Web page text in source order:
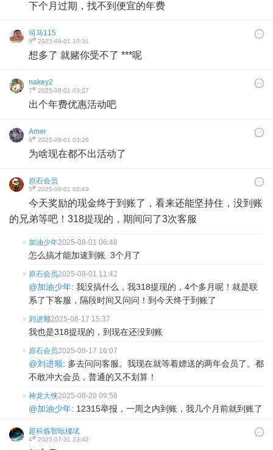
下个月过期，找不到便宜的年费
司马115
8# 2025-08-01 10:31
想多了 就赌你受不了 ***呢
nakey2
7# 2025-08-01 03:27
出个年费优惠活动吧
Amer
6# 2025-08-01 03:26
为啥现在都不出活动了
原石会员
5# 2025-08-01 02:49
今天奖励的现金终于到账了，看来还能坚持住，没到账
的兄弟等吧！318提现的，期间问了3次客服
加油少年2025-08-01 06:48
怎么搞才能加速到账 3个月了
原石会员2025-08-01 11:42
@加油少年: 我没搞什么，我318提现的，4个多月呢！就是联
系了下客服，隔段时间又问问！到今天终于到账了
刘进顺2025-08-17 15:37
我也是318提现的，到现在还没到账
原石会员2025-08-17 16:07
@刘进顺: 多去问问客服。我现在就等着嫖送的两年会员了。都
不敢冲大会员，普通的又不划算！
神龙大侠2025-08-20 09:58
@加油少年: 12315举报，一周之内到账，我几个月前就到账了
超科炼智吆楆珷
4# 2025-07-31 23:42